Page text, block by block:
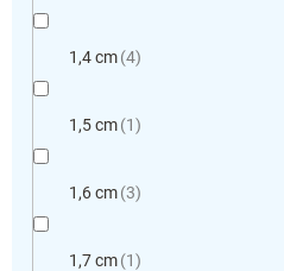
1,4 cm 4
1,5 cm 1
1,6 cm 3
1,7 cm 1